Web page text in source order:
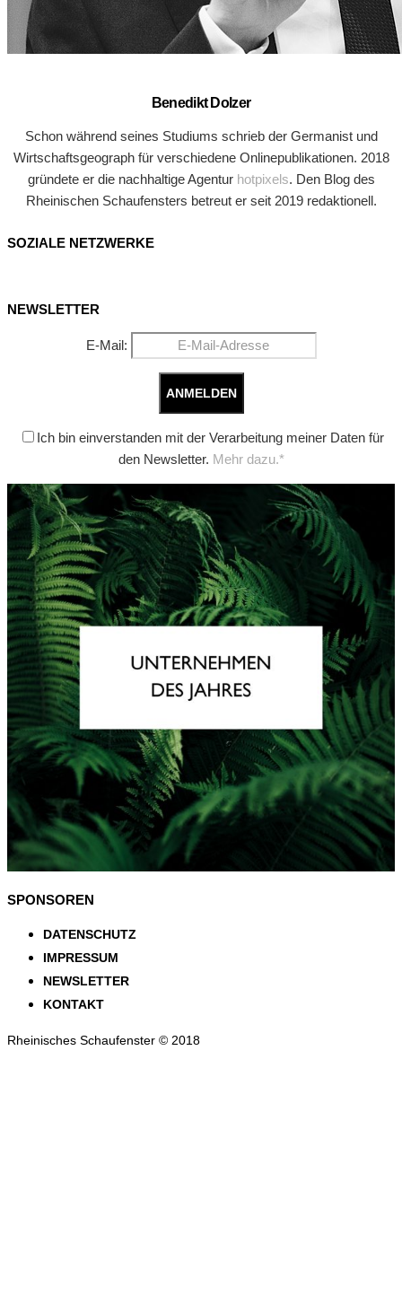
Benedikt Dolzer
Schon während seines Studiums schrieb der Germanist und
Wirtschaftsgeograph für verschiedene Onlinepublikationen. 2018
gründete er die nachhaltige Agentur hotpixels. Den Blog des
Rheinischen Schaufensters betreut er seit 2019 redaktionell.
SOZIALE NETZWERKE
NEWSLETTER
E-Mail:
Ich bin einverstanden mit der Verarbeitung meiner Daten für
den Newsletter. Mehr dazu.*
SPONSOREN
DATENSCHUTZ
IMPRESSUM
NEWSLETTER
KONTAKT
Rheinisches Schaufenster © 2018